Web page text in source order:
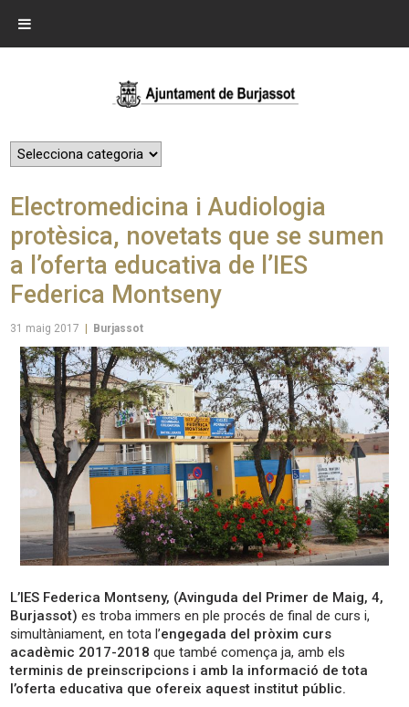
Electromedicina i Audiologia
protèsica, novetats que se sumen
a l’oferta educativa de l’IES
Federica Montseny
31 maig 2017 Burjassot
L’IES Federica Montseny, (Avinguda del Primer de Maig, 4,
Burjassot) es troba immers en ple procés de final de curs i,
simultàniament, en tota l’engegada del pròxim curs
acadèmic 2017-2018 que també comença ja, amb els
terminis de preinscripcions i amb la informació de tota
l’oferta educativa que ofereix aquest institut públic.